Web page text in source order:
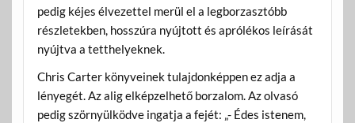
pedig kéjes élvezettel merül el a legborzasztóbb
részletekben, hosszúra nyújtott és aprólékos leírását
nyújtva a tetthelyeknek.
Chris Carter könyveinek tulajdonképpen ez adja a
lényegét. Az alig elképzelhető borzalom. Az olvasó
pedig szörnyülködve ingatja a fejét: „- Édes istenem,